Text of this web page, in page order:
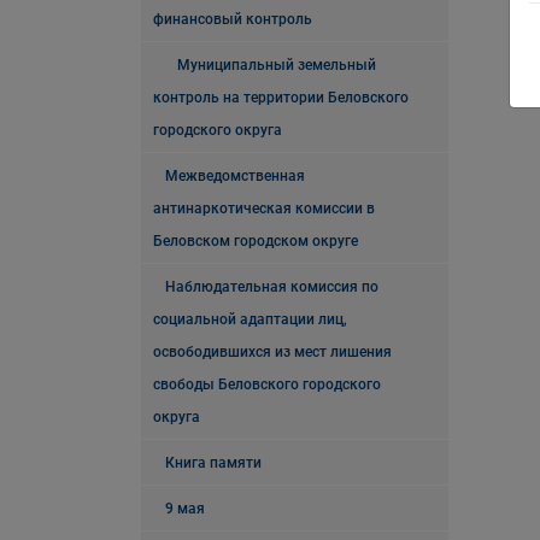
финансовый контроль
Муниципальный земельный
контроль на территории Беловского
городского округа
Межведомственная
антинаркотическая комиссии в
Беловском городском округе
Наблюдательная комиссия по
социальной адаптации лиц,
освободившихся из мест лишения
свободы Беловского городского
округа
Книга памяти
9 мая